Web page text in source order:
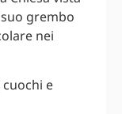
grembo
nei
e